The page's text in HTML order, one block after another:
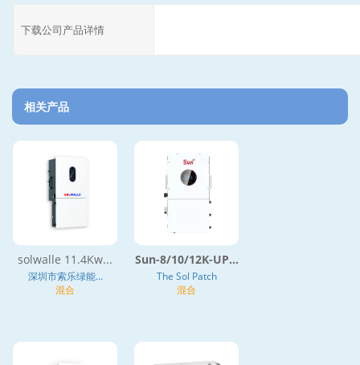
下载公司产品详情
相关产品
solwalle 11.4Kw...
深圳市索乐绿能...
混合
Sun-8/10/12K-UP...
The Sol Patch
混合